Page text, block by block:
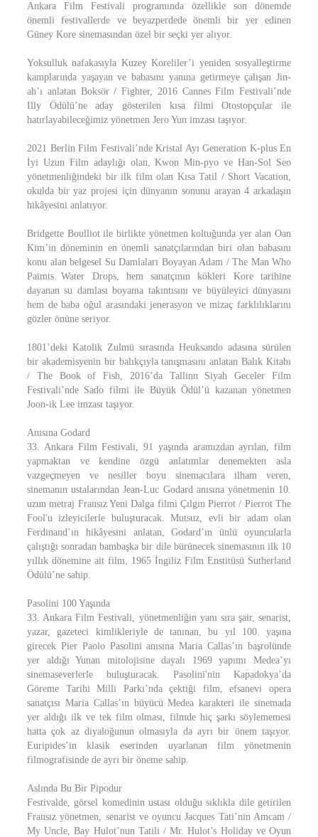
Ankara Film Festivali programında özellikle son dönemde
önemli festivallerde ve beyazperdede önemli bir yer edinen
Güney Kore sinemasından özel bir seçki yer alıyor.
Yoksulluk nafakasıyla Kuzey Koreliler’i yeniden sosyalleştirme
kamplarında yaşayan ve babasını yanına getirmeye çalışan Jin-
ah’ı anlatan Boksör / Fighter, 2016 Cannes Film Festivali’nde
Illy Ödülü’ne aday gösterilen kısa filmi Otostopçular ile
hatırlayabileceğimiz yönetmen Jero Yun imzası taşıyor.
2021 Berlin Film Festivali’nde Kristal Ayı Generation K-plus En
İyi Uzun Film adaylığı olan, Kwon Min-pyo ve Han-Sol Seo
yönetmenliğindeki bir ilk film olan Kısa Tatil / Short Vacation,
okulda bir yaz projesi için dünyanın sonunu arayan 4 arkadaşın
hikâyesini anlatıyor.
Bridgette Boulliot ile birlikte yönetmen koltuğunda yer alan Oan
Kim’in döneminin en önemli sanatçılarından biri olan babasını
konu alan belgesel Su Damlaları Boyayan Adam / The Man Who
Paimts Water Drops, hem sanatçının kökleri Kore tarihine
dayanan su damlası boyama takıntısını ve büyüleyici dünyasını
hem de baba oğul arasındaki jenerasyon ve mizaç farklılıklarını
gözler önüne seriyor.
1801’deki Katolik Zulmü sırasında Heuksando adasına sürülen
bir akademisyenin bir balıkçıyla tanışmasını anlatan Balık Kitabı
/ The Book of Fish, 2016’da Tallinn Siyah Geceler Film
Festivali’nde Sado filmi ile Büyük Ödül’ü kazanan yönetmen
Joon-ik Lee imzası taşıyor.
Anısına Godard
33. Ankara Film Festivali, 91 yaşında aramızdan ayrılan, film
yapmaktan ve kendine özgü anlatımlar denemekten asla
vazgeçmeyen ve nesiller boyu sinemacılara ilham veren,
sinemanın ustalarından Jean-Luc Godard anısına yönetmenin 10.
uzun metraj Fransız Yeni Dalga filmi Çılgın Pierrot / Pierrot The
Fool'u izleyicilerle buluşturacak. Mutsuz, evli bir adam olan
Ferdinand’ın hikâyesini anlatan, Godard’ın ünlü oyuncularla
çalıştığı sonradan bambaşka bir dile bürünecek sinemasının ilk 10
yıllık dönemine ait film, 1965 İngiliz Film Enstitüsü Sutherland
Ödülü’ne sahip.
Pasolini 100 Yaşında
33. Ankara Film Festivali, yönetmenliğin yanı sıra şair, senarist,
yazar, gazeteci kimlikleriyle de tanınan, bu yıl 100. yaşına
girecek Pier Paolo Pasolini anısına Maria Callas’ın başrolünde
yer aldığı Yunan mitolojisine dayalı 1969 yapımı Medea’yı
sinemaseverlerle buluşturacak. Pasolini'nin Kapadokya’da
Göreme Tarihi Milli Parkı’nda çektiği film, efsanevi opera
sanatçısı Maria Callas’ın büyücü Medea karakteri ile sinemada
yer aldığı ilk ve tek film olması, filmde hiç şarkı söylememesi
hatta çok az diyaloğunun olmasıyla da ayrı bir önem taşıyor.
Euripides’in klasik eserinden uyarlanan film yönetmenin
filmografisinde de ayrı bir öneme sahip.
Aslında Bu Bir Pipodur
Festivalde, görsel komedinin ustası olduğu sıklıkla dile getirilen
Fransız yönetmen, senarist ve oyuncu Jacques Tati’nin Amcam /
My Uncle, Bay Hulot’nun Tatili / Mr. Hulot’s Holiday ve Oyun